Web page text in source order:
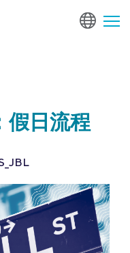
假日流程